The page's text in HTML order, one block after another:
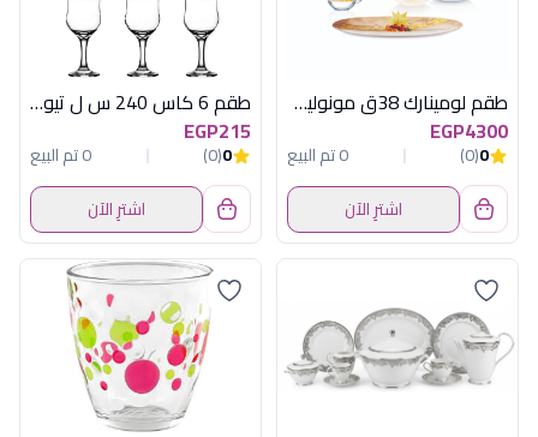
طقم لومينارك 38ق مونوليث سويت لاين سودو
EGP4300
0
(0)
0 تم البيع
اشترِ الآن
طقم 6 كاس 240 س ل تيوليب
EGP215
0
(0)
0 تم البيع
اشترِ الآن